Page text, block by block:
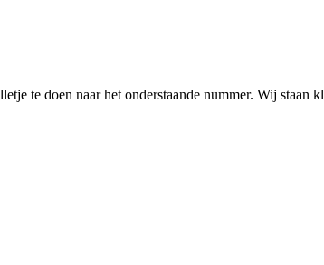
te doen naar het onderstaande nummer. Wij staan